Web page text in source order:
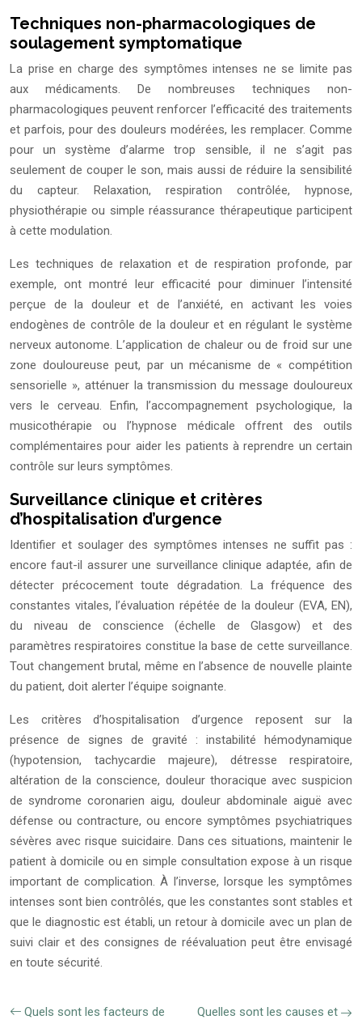
Techniques non-pharmacologiques de
soulagement symptomatique
La prise en charge des symptômes intenses ne se limite pas
aux médicaments. De nombreuses techniques non-
pharmacologiques peuvent renforcer l’efficacité des traitements
et parfois, pour des douleurs modérées, les remplacer. Comme
pour un système d’alarme trop sensible, il ne s’agit pas
seulement de couper le son, mais aussi de réduire la sensibilité
du capteur. Relaxation, respiration contrôlée, hypnose,
physiothérapie ou simple réassurance thérapeutique participent
à cette modulation.
Les techniques de relaxation et de respiration profonde, par
exemple, ont montré leur efficacité pour diminuer l’intensité
perçue de la douleur et de l’anxiété, en activant les voies
endogènes de contrôle de la douleur et en régulant le système
nerveux autonome. L’application de chaleur ou de froid sur une
zone douloureuse peut, par un mécanisme de « compétition
sensorielle », atténuer la transmission du message douloureux
vers le cerveau. Enfin, l’accompagnement psychologique, la
musicothérapie ou l’hypnose médicale offrent des outils
complémentaires pour aider les patients à reprendre un certain
contrôle sur leurs symptômes.
Surveillance clinique et critères
d’hospitalisation d’urgence
Identifier et soulager des symptômes intenses ne suffit pas :
encore faut-il assurer une surveillance clinique adaptée, afin de
détecter précocement toute dégradation. La fréquence des
constantes vitales, l’évaluation répétée de la douleur (EVA, EN),
du niveau de conscience (échelle de Glasgow) et des
paramètres respiratoires constitue la base de cette surveillance.
Tout changement brutal, même en l’absence de nouvelle plainte
du patient, doit alerter l’équipe soignante.
Les critères d’hospitalisation d’urgence reposent sur la
présence de signes de gravité : instabilité hémodynamique
(hypotension, tachycardie majeure), détresse respiratoire,
altération de la conscience, douleur thoracique avec suspicion
de syndrome coronarien aigu, douleur abdominale aiguë avec
défense ou contracture, ou encore symptômes psychiatriques
sévères avec risque suicidaire. Dans ces situations, maintenir le
patient à domicile ou en simple consultation expose à un risque
important de complication. À l’inverse, lorsque les symptômes
intenses sont bien contrôlés, que les constantes sont stables et
que le diagnostic est établi, un retour à domicile avec un plan de
suivi clair et des consignes de réévaluation peut être envisagé
en toute sécurité.
Quels sont les facteurs de
Quelles sont les causes et